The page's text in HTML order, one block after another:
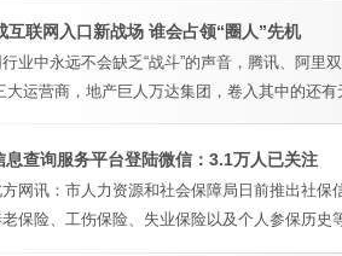
互联网入口新战场 谁会占领“圈人”先机
业中永远不会缺乏“战斗”的声音，腾讯、阿
大运营商，地产巨人万达集团，卷入其中的还
息查询服务平台登陆微信：3.1万人已关注
方网讯：市人力资源和社会保障局日前推出社
保险、工伤保险、失业保险以及个人参保历